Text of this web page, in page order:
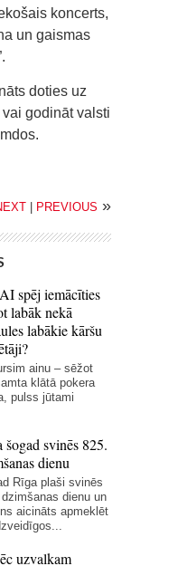
koncerts,
un gaismas
doties uz
godināt valsti
PREVIOUS »
spēj iemācīties
labāk nekā
labākie kāršu
ainu – sēžot
klātā pokera
pulss jūtami
šogad svinēs 825.
dienu
Rīga plaši svinēs
dienu un
aicināts apmeklēt
uzvalkam